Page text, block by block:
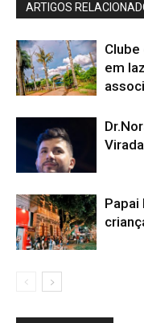
ARTIGOS
em
Virada